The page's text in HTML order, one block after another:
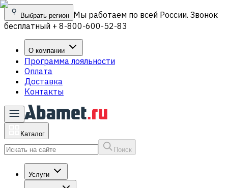
Выбрать регион Мы работаем по всей России. Звонок
бесплатный + 8-800-600-52-83
О компании
Программа лояльности
Оплата
Доставка
Контакты
Каталог
Поиск
Услуги